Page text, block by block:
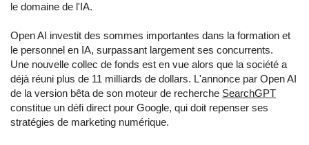
le domaine de l'IA.
Open AI investit des sommes importantes dans la formation et
le personnel en IA, surpassant largement ses concurrents.
Une nouvelle collec de fonds est en vue alors que la société a
déjà réuni plus de 11 milliards de dollars. L'annonce par Open AI
de la version bêta de son moteur de recherche SearchGPT
constitue un défi direct pour Google, qui doit repenser ses
stratégies de marketing numérique.